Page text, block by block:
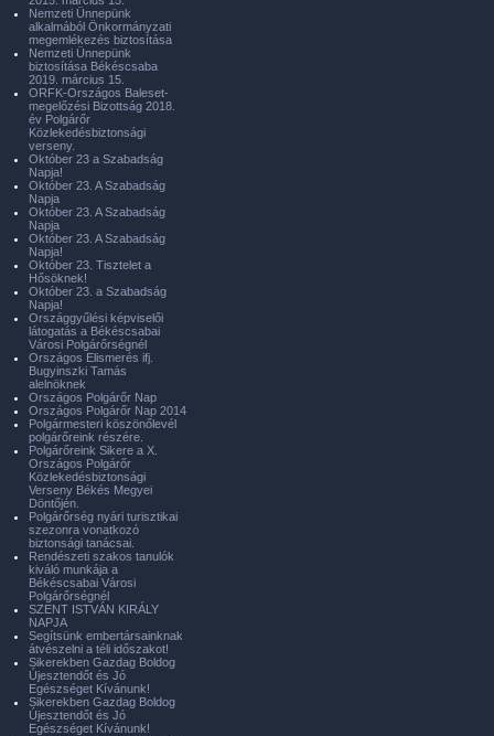
Nemzeti Ünnepünk
alkalmából Önkormányzati
megemlékezés biztosítása
Nemzeti Ünnepünk
biztosítása Békéscsaba
2019. március 15.
ORFK-Országos Baleset-
megelőzési Bizottság 2018.
év Polgárőr
Közlekedésbiztonsági
verseny.
Október 23 a Szabadság
Napja!
Október 23. A Szabadság
Napja
Október 23. A Szabadság
Napja
Október 23. A Szabadság
Napja!
Október 23. Tisztelet a
Hősöknek!
Október 23. a Szabadság
Napja!
Országgyűlési képviselői
látogatás a Békéscsabai
Városi Polgárőrségnél
Országos Elismerés ifj.
Bugyinszki Tamás
alelnöknek
Országos Polgárőr Nap
Országos Polgárőr Nap 2014
Polgármesteri köszönőlevél
polgárőreink részére.
Polgárőreink Sikere a X.
Országos Polgárőr
Közlekedésbiztonsági
Verseny Békés Megyei
Döntőjén.
Polgárőrség nyári turisztikai
szezonra vonatkozó
biztonsági tanácsai.
Rendészeti szakos tanulók
kiváló munkája a
Békéscsabai Városi
Polgárőrségnél
SZENT ISTVÁN KIRÁLY
NAPJA
Segítsünk embertársainknak
átvészelni a téli időszakot!
Sikerekben Gazdag Boldog
Újesztendőt és Jó
Egészséget Kívánunk!
Sikerekben Gazdag Boldog
Újesztendőt és Jó
Egészséget Kívánunk!